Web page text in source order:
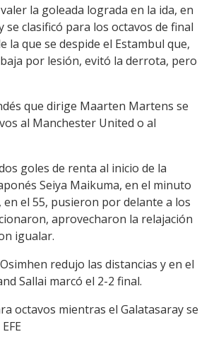
Link
la goleada lograda en la ida, en
se clasificó para los octavos de final
la que se despide el Estambul que,
por lesión, evitó la derrota, pero
que dirige Maarten Martens se
al Manchester United o al
goles de renta al inicio de la
Seiya Maikuma, en el minuto
en el 55, pusieron por delante a los
aprovecharon la relajación
igualar.
redujo las distancias y en el
Sallai marcó el 2-2 final.
octavos mientras el Galatasaray se